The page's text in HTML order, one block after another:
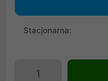
Stacjonarna: